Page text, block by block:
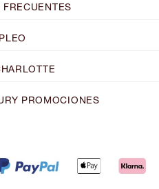
FRECUENTES
PROMOCIONES